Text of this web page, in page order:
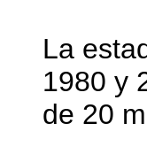
La
1980 y
de 20